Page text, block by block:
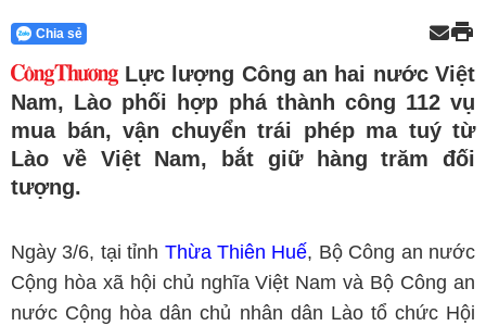
Chia sẻ
Lực lượng Công an hai nước Việt
Nam, Lào phối hợp phá thành công 112 vụ
mua bán, vận chuyển trái phép ma tuý từ
Lào về Việt Nam, bắt giữ hàng trăm đối
tượng.
Ngày 3/6, tại tỉnh Thừa Thiên Huế, Bộ Công an nước
Cộng hòa xã hội chủ nghĩa Việt Nam và Bộ Công an
nước Cộng hòa dân chủ nhân dân Lào tổ chức Hội